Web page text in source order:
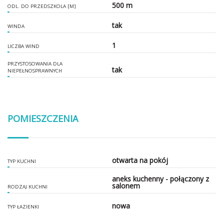
ODL. DO PRZEDSZKOLA [M] 500 m
WINDA tak
LICZBA WIND 1
PRZYSTOSOWANIA DLA
NIEPEŁNOSPRAWNYCH
tak
POMIESZCZENIA
TYP KUCHNI otwarta na pokój
RODZAJ KUCHNI
aneks kuchenny - połączony z
salonem
TYP ŁAZIENKI nowa